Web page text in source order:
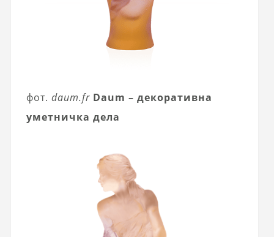
фот. daum.fr Daum – декоративна
уметничка дела